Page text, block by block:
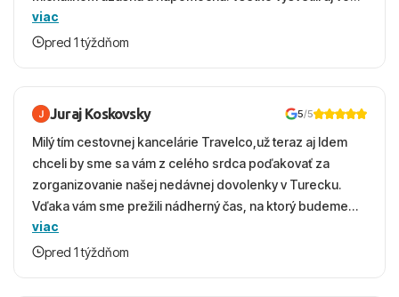
vecernych hodinach zaco sa ospravedlnujem. Hotel
krasny, cisty. Sluzby top. Strava, prostredie, more,
viac
pred 1 týždňom
Juraj Koskovsky 5/5
Milý tím cestovnej kancelárie Travelco,už teraz aj Idem
chceli by sme sa vám z celého srdca poďakovať za
zorganizovanie našej nedávnej dovolenky v Turecku.
Vďaka vám sme prežili nádherný čas, na ktorý budeme
ešte dlho s úsmevom spomínať. ​Všetko prebehlo
absolútne hladko – od prvotného výberu zájazdu, cez
viac
pred 1 týždňom